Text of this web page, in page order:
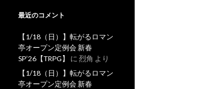
最近のコメント
【1/18（日）】転がるロマン
亭オープン定例会 新春
SP’26【TRPG】
に 烈角 より
【1/18（日）】転がるロマン
亭オープン定例会 新春